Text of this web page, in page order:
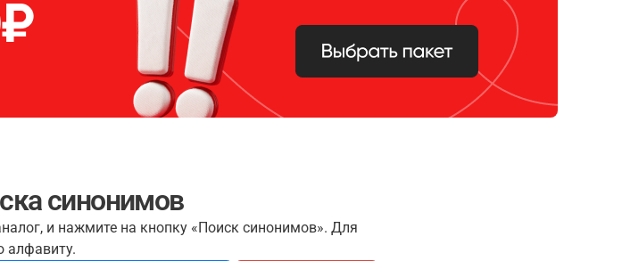
синонимов
и нажмите на кнопку «Поиск синонимов». Для
алфавиту.